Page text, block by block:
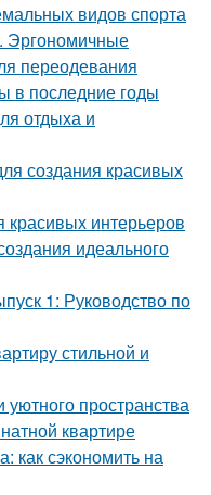
видов спорта
Эргономичные
переодевания
в последние годы
отдыха и
создания красивых
интерьеров
идеального
1: Руководство по
стильной и
пространства
квартире
как сэкономить на